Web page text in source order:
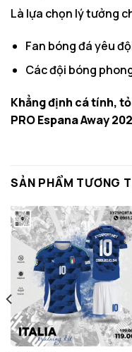
Là lựa chọn lý tưởng
Fan bóng đá yêu
Các đội bóng
Khẳng định cá tính,
PRO Espana Away
SẢN PHẨM TƯƠNG